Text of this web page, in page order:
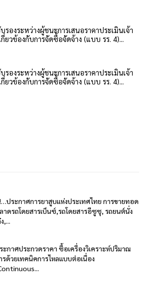
บรองระหว่างผู้ชนะการเสนอราคาประเมินเจ้า
ยวข้องกับการจัดซื้อจัดจ้าง (แบบ รร. 4)...
บรองระหว่างผู้ชนะการเสนอราคาประเมินเจ้า
ยวข้องกับการจัดซื้อจัดจ้าง (แบบ รร. 4)...
ประกาศการยาสูบแห่งประเทศไทย การขายทอด
าดรถโดยสารเบ็นซ์,รถโดยสารอีซูซุ, รถยนต์นั่ง
,...
ะกาศประกวดราคา ซื้อเครื่องวิเคราะห์ปริมาณ
รด้วยเทคนิคการไหลแบบต่อเนื่อง